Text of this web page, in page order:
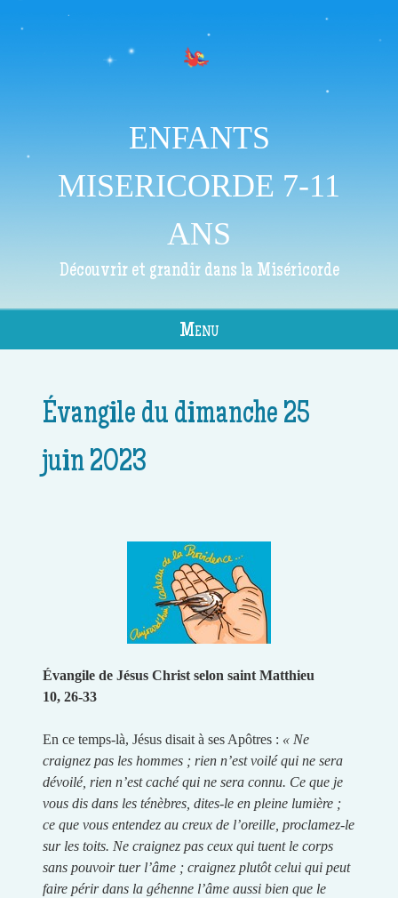
ENFANTS
MISERICORDE 7-11
ANS
Découvrir et grandir dans la Miséricorde
Menu
Évangile du dimanche 25
juin 2023
Évangile de Jésus Christ selon saint Matthieu
10, 26-33
En ce temps-là, Jésus disait à ses Apôtres : « Ne
craignez pas les hommes ; rien n’est voilé qui ne sera
dévoilé, rien n’est caché qui ne sera connu. Ce que je
vous dis dans les ténèbres, dites-le en pleine lumière ;
ce que vous entendez au creux de l’oreille, proclamez-le
sur les toits. Ne craignez pas ceux qui tuent le corps
sans pouvoir tuer l’âme ; craignez plutôt celui qui peut
faire périr dans la géhenne l’âme aussi bien que le